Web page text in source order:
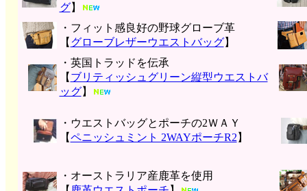
グ】
・フィット感良好の野球グローブ革
【 グローブレザーウエストバッグ】
・英国トラッドを伝承
【 ブリティッシュグリーン縦型ウエストバ
ッグ】
・ウエストバッグとポーチの2ＷＡＹ
【ペニッシュミント 2WAYポーチR2 】
・オーストラリア産鹿革を使用